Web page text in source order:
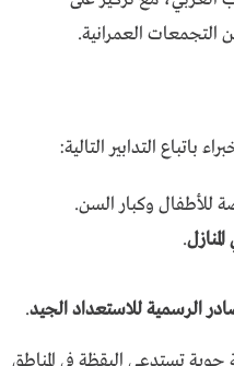
التجمعات العمرانية.
باتباع التدابير التالية:
للأطفال وكبار السن.
.
الرسمية للاستعداد الجيد.
تستدعي اليقظة في المناطق